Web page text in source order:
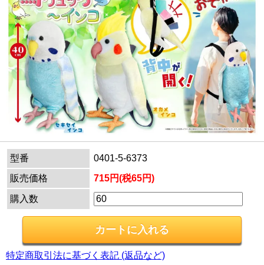
型番
0401-5-6373
販売価格
715円(税65円)
購入数
特定商取引法に基づく表記 (返品など)